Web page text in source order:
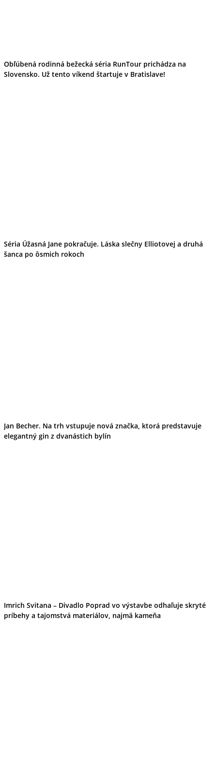
Obľúbená rodinná bežecká séria RunTour prichádza na
Slovensko. Už tento víkend štartuje v Bratislave!
Séria Úžasná Jane pokračuje. Láska slečny Elliotovej a druhá
šanca po ôsmich rokoch
Jan Becher. Na trh vstupuje nová značka, ktorá predstavuje
elegantný gin z dvanástich bylín
Imrich Svitana – Divadlo Poprad vo výstavbe odhaľuje skryté
príbehy a tajomstvá materiálov, najmä kameňa